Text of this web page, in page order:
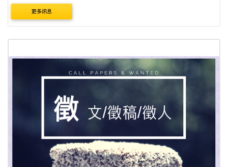
用」，請協助公告並鼓勵踴躍投稿，請查照。 說明： 一、
《當代教育研究季刊》為國立臺灣師範大學教育研究....
更多訊息